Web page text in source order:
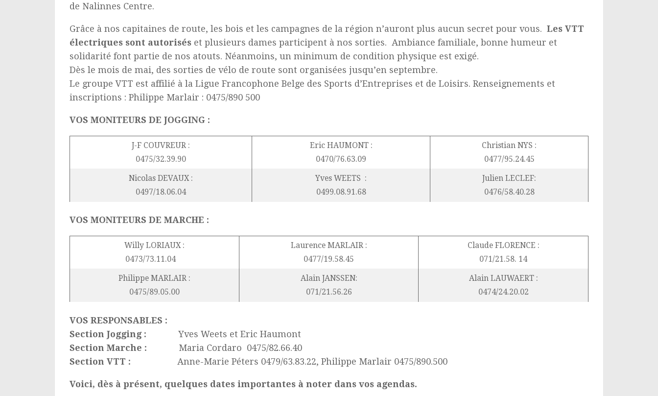
de Nalinnes Centre.
Grâce à nos capitaines de route, les bois et les campagnes de la région n’auront plus aucun secret pour vous. Les VTT
électriques sont autorisés et plusieurs dames participent à nos sorties. Ambiance familiale, bonne humeur et
solidarité font partie de nos atouts. Néanmoins, un minimum de condition physique est exigé.
Dès le mois de mai, des sorties de vélo de route sont organisées jusqu’en septembre.
Le groupe VTT est affilié à la Ligue Francophone Belge des Sports d’Entreprises et de Loisirs. Renseignements et
inscriptions : Philippe Marlair : 0475/890 500
VOS MONITEURS DE JOGGING :
J-F COUVREUR :
0475/32.39.90
Eric HAUMONT :
0470/76.63.09
Christian NYS :
0477/95.24.45
Nicolas DEVAUX :
0497/18.06.04
Yves WEETS :
0499.08.91.68
Julien LECLEF:
0476/58.40.28
VOS MONITEURS DE MARCHE :
Willy LORIAUX :
0473/73.11.04
Laurence MARLAIR :
0477/19.58.45
Claude FLORENCE :
071/21.58. 14
Philippe MARLAIR :
0475/89.05.00
Alain JANSSEN:
071/21.56.26
Alain LAUWAERT :
0474/24.20.02
VOS RESPONSABLES :
Section Jogging : Yves Weets et Eric Haumont
Section Marche : Maria Cordaro 0475/82.66.40
Section VTT : Anne-Marie Péters 0479/63.83.22, Philippe Marlair 0475/890.500
Voici, dès à présent, quelques dates importantes à noter dans vos agendas.